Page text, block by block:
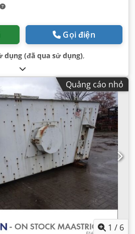
Gọi điện
dụng (đã qua sử dụng),
Quảng cáo nhỏ
1 / 6